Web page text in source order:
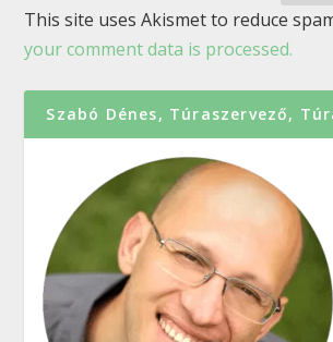
This site uses Akismet to reduce
your comment data is processed.
Szabó Dénes, Túraszervező,